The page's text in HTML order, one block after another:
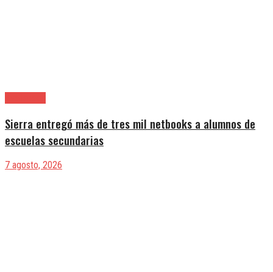
Sierra entregó más de tres mil netbooks a alumnos de
escuelas secundarias
7 agosto, 2026